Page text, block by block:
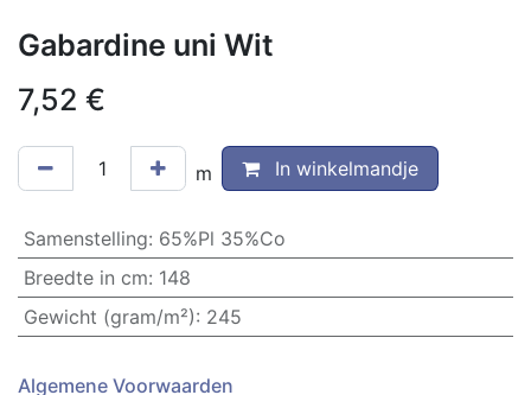
Gabardine uni Wit
7,52 €
m In winkelmandje
Samenstelling: 65%Pl 35%Co
Breedte in cm: 148
Gewicht (gram/m²): 245
Algemene Voorwaarden